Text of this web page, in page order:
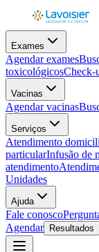
Exames
Agendar exames
toxicológicosCheck-
Vacinas
Agendar vacinas
Serviços
Atendimento
particularInfusão de
atendimento
Unidades
Ajuda
Fale conosco
Agendar
Resultados